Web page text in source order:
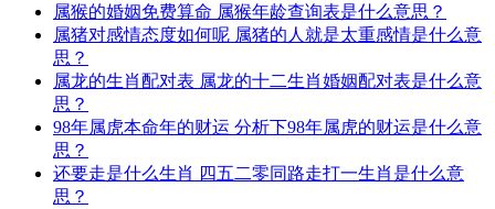
属猴的婚姻免费算命 属猴年龄查询表是什么意思？
属猪对感情态度如何呢 属猪的人就是太重感情是什么意
思？
属龙的生肖配对表 属龙的十二生肖婚姻配对表是什么意
思？
98年属虎本命年的财运 分析下98年属虎的财运是什么意
思？
还要走是什么生肖 四五二零同路走打一生肖是什么意
思？